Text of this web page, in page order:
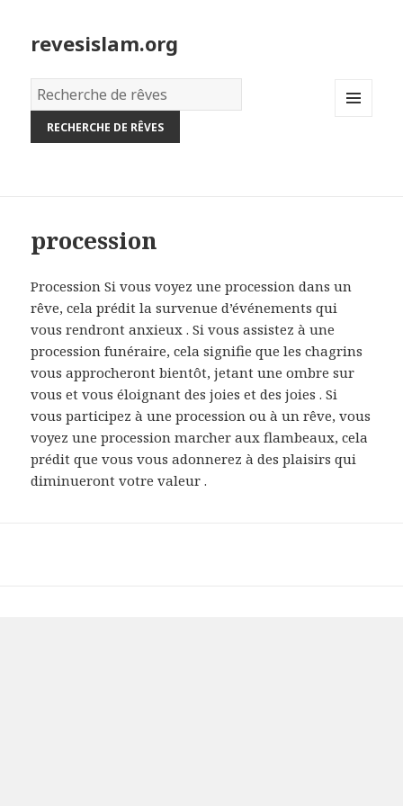
revesislam.org
Dictionnaire
des
rêves:
procession
Procession Si vous voyez une procession dans un
rêve, cela prédit la survenue d’événements qui
vous rendront anxieux . Si vous assistez à une
procession funéraire, cela signifie que les chagrins
vous approcheront bientôt, jetant une ombre sur
vous et vous éloignant des joies et des joies . Si
vous participez à une procession ou à un rêve, vous
voyez une procession marcher aux flambeaux, cela
prédit que vous vous adonnerez à des plaisirs qui
diminueront votre valeur .